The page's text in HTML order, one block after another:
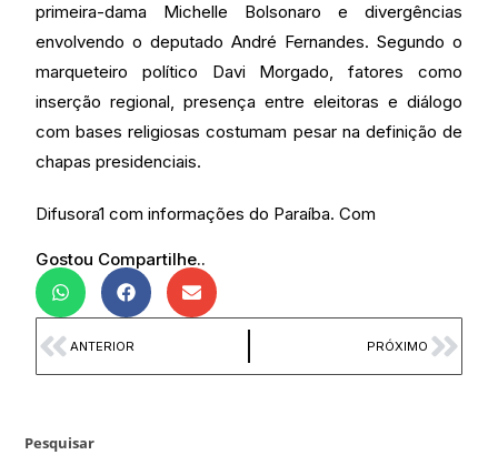
primeira-dama Michelle Bolsonaro e divergências
envolvendo o deputado André Fernandes. Segundo o
marqueteiro político Davi Morgado, fatores como
inserção regional, presença entre eleitoras e diálogo
com bases religiosas costumam pesar na definição de
chapas presidenciais.
Difusora1 com informações do Paraíba. Com
Gostou Compartilhe..
ANTERIOR PRÓXIMO
Pesquisar